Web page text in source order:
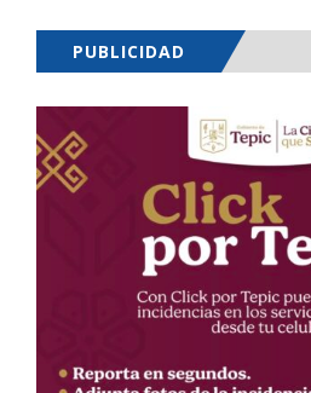
PUBLICIDAD